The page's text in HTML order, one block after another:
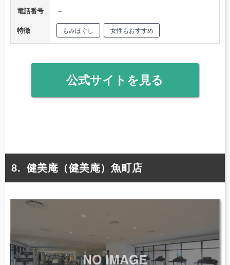
電話番号
－
特徴 もみほぐし 女性もおすすめ
公式サイトを見る
健美庵（健美庵）魚町店